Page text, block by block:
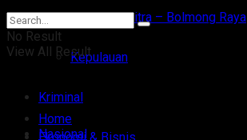
Minsel – Mitra – Bolmong Raya
Kepulauan
Kriminal
No Result
View All Result
Home
Nasional